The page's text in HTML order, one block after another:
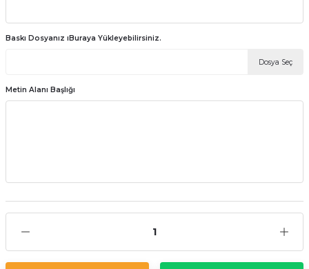
Baskı Dosyanız ıBuraya Yükleyebilirsiniz.
Dosya Seç
Metin Alanı Başlığı